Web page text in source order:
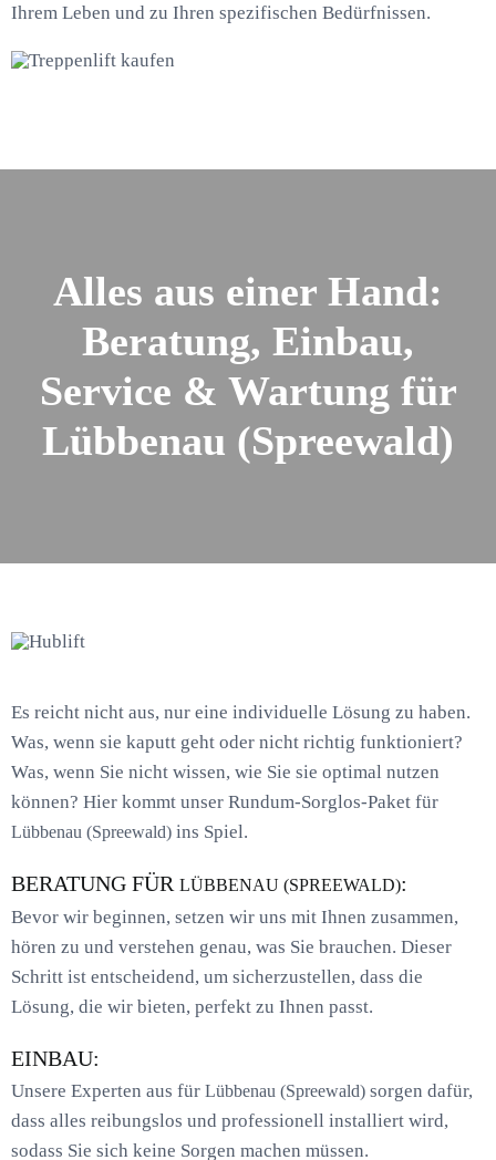
Ihrem Leben und zu Ihren spezifischen Bedürfnissen.
Alles aus einer Hand:
Beratung, Einbau,
Service & Wartung für
Lübbenau (Spreewald)
Es reicht nicht aus, nur eine individuelle Lösung zu haben.
Was, wenn sie kaputt geht oder nicht richtig funktioniert?
Was, wenn Sie nicht wissen, wie Sie sie optimal nutzen
können? Hier kommt unser Rundum-Sorglos-Paket für
Lübbenau (Spreewald) ins Spiel.
BERATUNG FÜR LÜBBENAU (SPREEWALD):
Bevor wir beginnen, setzen wir uns mit Ihnen zusammen,
hören zu und verstehen genau, was Sie brauchen. Dieser
Schritt ist entscheidend, um sicherzustellen, dass die
Lösung, die wir bieten, perfekt zu Ihnen passt.
EINBAU:
Unsere Experten aus für Lübbenau (Spreewald) sorgen dafür,
dass alles reibungslos und professionell installiert wird,
sodass Sie sich keine Sorgen machen müssen.